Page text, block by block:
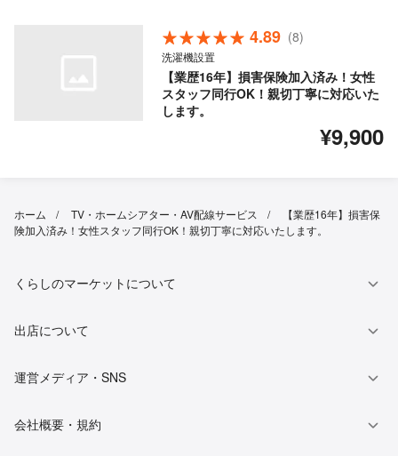
4.89 (8)
洗濯機設置
【業歴16年】損害保険加入済み！女性
スタッフ同行OK！親切丁寧に対応いた
します。
¥9,900
ホーム TV・ホームシアター・AV配線サービス
【業歴16年】損害保
険加入済み！女性スタッフ同行OK！親切丁寧に対応いたします。
くらしのマーケットについて
出店について
運営メディア・SNS
会社概要・規約